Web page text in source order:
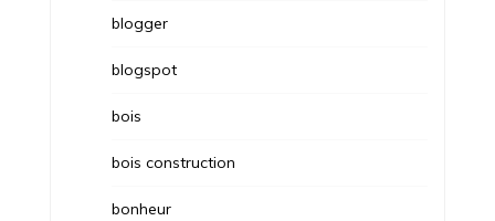
blogger
blogspot
bois
bois construction
bonheur